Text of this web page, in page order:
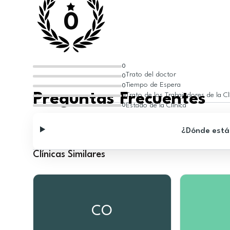
0
0
0
0
0
0
Trato del doctor
Tiempo de Espera
Trato de los Trabajadores de la
Estado de la Clínica
Preguntas Frecuentes
¿Dónde
Clínicas Similares
CO